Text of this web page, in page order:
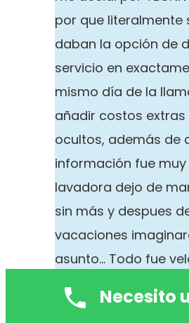
por que literalmente
daban la opción de
servicio en
mismo día de la
añadir costos extras
ocultos, además de
información fue muy
lavadora dejo de
sin más y despues
vacaciones
asunto… Todo fue
ademas el técnico
puntual. De coste
Necesito